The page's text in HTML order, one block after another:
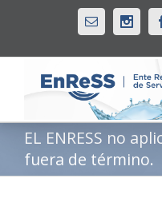
Email
EL ENRESS no
fuera de término.